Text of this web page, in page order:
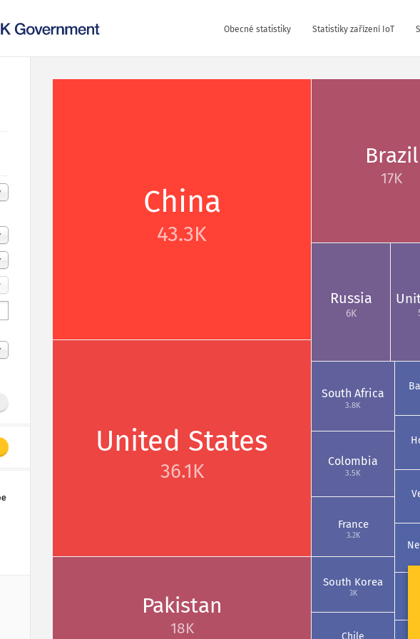
Obecné statistiky Statistiky zařízení IoT
China
43.3K
United States
36.1K
Pakistan
18K
Brazil
17K
Russia
6K
South Africa
3.8K
Colombia
3.5K
France
3.2K
South Korea
3K
Chile